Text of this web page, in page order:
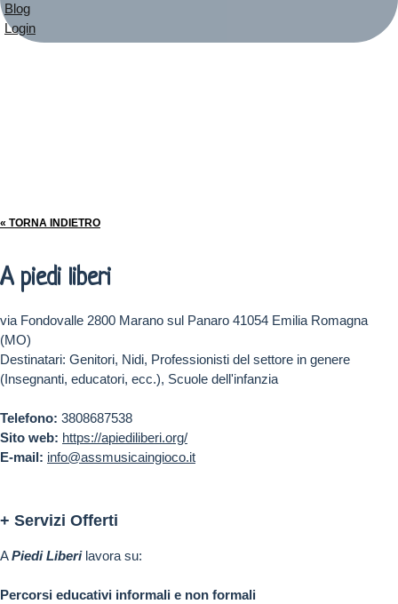
Blog
Login
« TORNA INDIETRO
A piedi liberi
via Fondovalle 2800 Marano sul Panaro 41054 Emilia Romagna
(MO)
Destinatari: Genitori, Nidi, Professionisti del settore in genere
(Insegnanti, educatori, ecc.), Scuole dell'infanzia
Telefono: 3808687538
Sito web: https://apiediliberi.org/
E-mail: info@assmusicaingioco.it
+ Servizi Offerti
APiedi Liberilavora su:
Percorsi educativi informali e non formali